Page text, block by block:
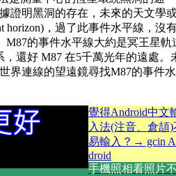
證明黑洞的存在，未來的天文學
horizon)，過了此事件水平線，沒
M87的事件水平線大約是冥王星軌
還好 M87 在5千萬光年的遠處。
界連線的望遠鏡尋找M87的事件水
覺得Android中文
入法(注音、倉頡)
易輸入？→ gcin
droid
手機照相看照片